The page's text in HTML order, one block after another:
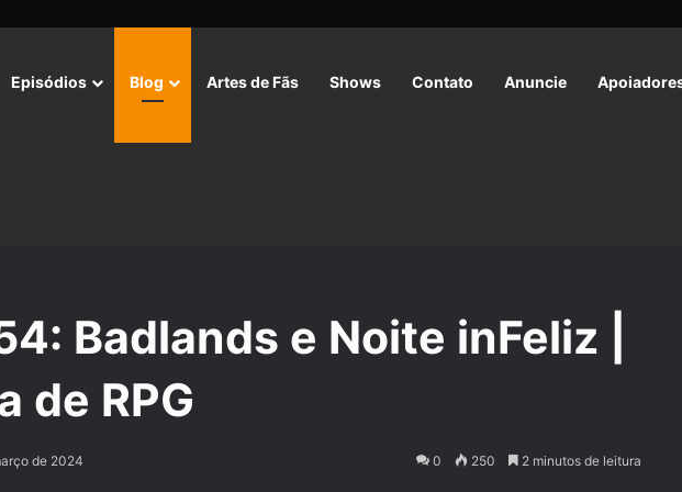
Episódios Blog Artes de Fãs Shows Contato Anuncie
Badlands e Noite inFeliz |
de RPG
de 2024 0 250 2 minutos de leitura